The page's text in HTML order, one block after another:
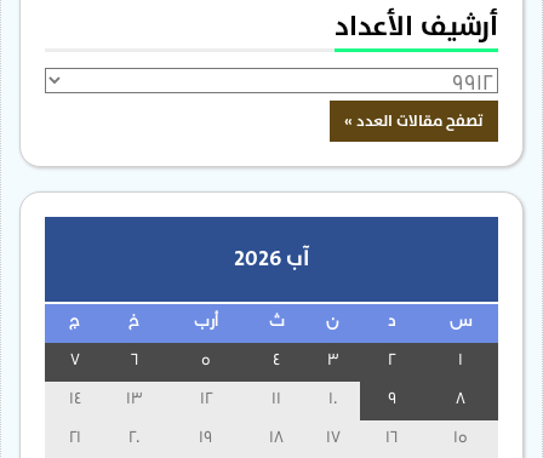
أرشيف الأعداد
آب 2026
س ن ث أرب خ ج
3
13
14
15
16
17
18
19
20
21